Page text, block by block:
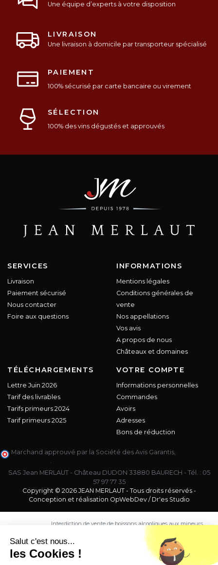
Une équipe d’experts à votre disposition
LIVRAISON
Une livraison à domicile par transporteur spécialisé
PAIEMENT
100% sécurisé par carte bancaire ou virement
SÉLECTION
100% des vins dégustés et approuvés
SERVICES
Livraison
Paiement sécurisé
Nous contacter
Foire aux questions
INFORMATIONS
Mentions légales
Conditions générales de
vente
Nos appellations
Vos avis
A propos de nous
Châteaux et domaines
TÉLÉCHARGEMENTS
Lettre Juin 2026
Tarif des livrables
Tarifs primeurs 2024
Tarif primeurs 2025
VOTRE COMPTE
Informations personnelles
Commandes
Avoirs
Adresses
Bons de réduction
Marchand approuvé par la Société des Avis Garantis,
SAS Jean MERLAUT - Château DUDON 33880 BAURECH - Tél. : 05
57 97 77 35
Copyright © 2026 JEAN MERLAUT - Tous droits réservés -
Conception et réalisation OpWebDev/ Dr'es Studio
Interdiction de vente de boissons alcooliques aux mineurs
de moins de 18 ans. La preuve de majorité de l'acheteur
est exigée au moment de la vente en ligne.
CODE DE LA SANTE PUBLIQUE, ART. L. 3342-1 et L. 3353-3
L'abus d'alcool est dangereux pour la santé. Sachez
Salut c'est nous...
les Cookies !